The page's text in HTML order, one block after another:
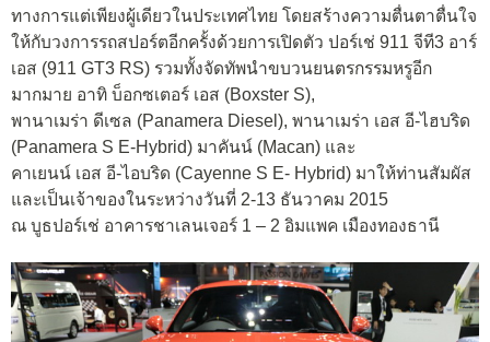
ทางการแต่เพียงผู้เดียวในประเทศไทย โดยสร้างความตื่นตาตื่นใจ
ให้กับวงการรถสปอร์ตอีกครั้งด้วยการเปิดตัว ปอร์เช่ 911 จีที3 อาร์
เอส (911 GT3 RS) รวมทั้งจัดทัพนำขบวนยนตรกรรมหรูอีก
มากมาย อาทิ บ็อกซเตอร์ เอส (Boxster S),
พานาเมร่า ดีเซล (Panamera Diesel), พานาเมร่า เอส อี-ไฮบริด
(Panamera S E-Hybrid) มาคันน์ (Macan) และ
คาเยนน์ เอส อี-ไอบริด (Cayenne S E- Hybrid) มาให้ท่านสัมผัส
และเป็นเจ้าของในระหว่างวันที่ 2-13 ธันวาคม 2015
ณ บูธปอร์เช่ อาคารชาเลนเจอร์ 1 – 2 อิมแพค เมืองทองธานี